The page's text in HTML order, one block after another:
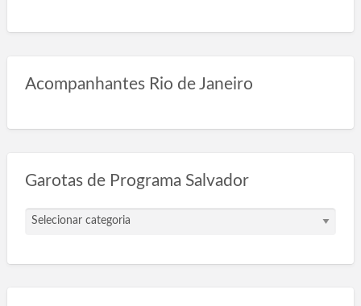
Acompanhantes Rio de Janeiro
Garotas de Programa Salvador
o